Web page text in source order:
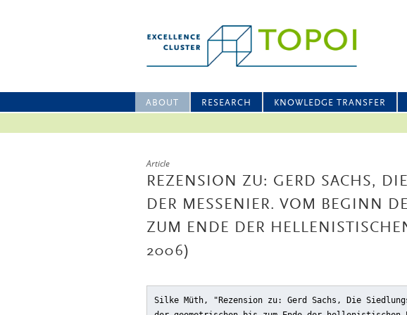
ABOUT RESEARCH KNOWLEDGE TRANSFER
Article
REZENSION ZU: GERD SACHS,
DER MESSENIER. VOM BEGINN
ZUM ENDE DER
2006)
Silke Müth, "Rezension zu: Gerd Sachs, Die